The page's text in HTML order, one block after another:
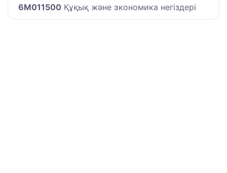
6M011500 Құқық және экономика негіздері